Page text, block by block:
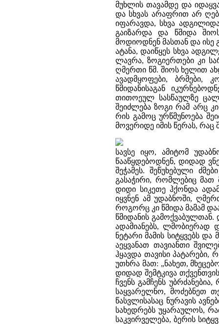
მუხლის თავამდე და
და სხვას არაფრით არ
იფარავდა, სხვა
გაიზარდა და წმიდა
მოდიოდნენ მასთან და ისე
ატანა, დაიწყეს სხვა
ლავრა, ზოგიერთები კი
ღმერთი წმ. შიოს ხელით
ავადმყოფები, ბრმები,
წმიდანისაგან
თითოეულ სასწაულზე
შეიძლება ზოგი რამ არც
რის გამოც ურწმუნოება
მოვერიდე იმის წერას, რაც
სავსე იყო, ამიტომ
წააწყდებოდნენ, დიდად
შეჭამეს. შეწუხებული
გასაჭირი, რომლებიც მათ
დიდი სიკეთე ჰქონდა
იყვნენ ამ უდაბნოში,
როგორც კი წმიდა მამამ
წმიდანის
ადამიანებს, ლმობიერად
ნეტარი მამის სიტყვებს
აეყვანათ თავიანთი
ჰყავდა თავისი პატარები,
უთხრა მათ: „ნახეთ,
დიდად შემტკივა
ჩვენს გამჩენს
საყვარელნო, მოძებნეთ
წასვლისასაც ნურავის
სახედრებს უყარაულოს,
საკვირველება, ბერის